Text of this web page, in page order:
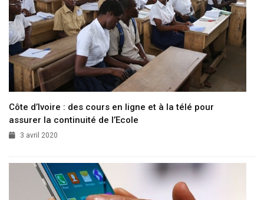
Côte d’Ivoire : des cours en ligne et à la télé pour
assurer la continuité de l’Ecole
3 avril 2020